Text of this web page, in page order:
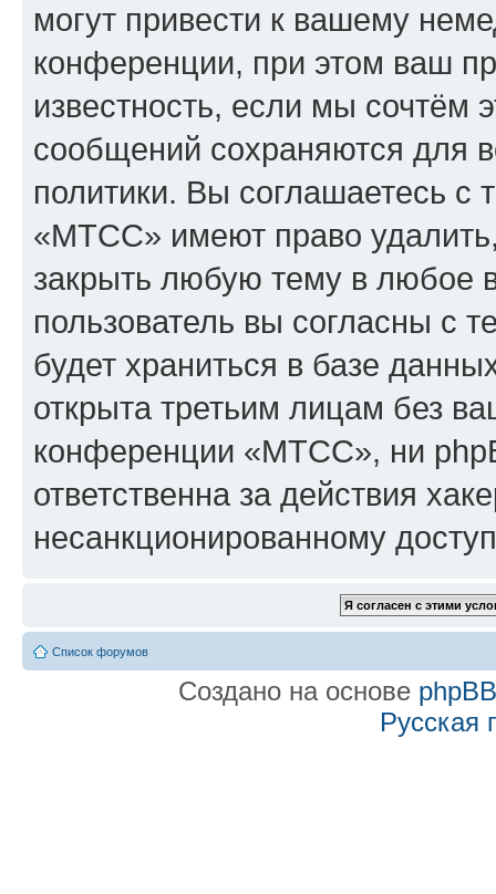
могут привести к вашему
конференции, при этом ваш
известность, если мы сочтём
сообщений сохраняются для
политики. Вы соглашаетесь
«МТСС» имеют право удалить,
закрыть любую тему в любое
пользователь вы согласны с
будет храниться в базе
открыта третьим лицам без
конференции «МТСС», ни
ответственна за действия
несанкционированному
Список форумов
Создано на основе phpBB
Русская